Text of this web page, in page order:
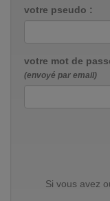
votre pseudo :
votre mot de
(envoyé par email)
Si vous avez